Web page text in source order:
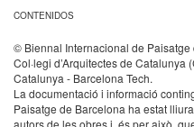
CONTENIDOS
© Biennal Internacional de
Col·legi d’Arquitectes de
Catalunya - Barcelona Tech.
La documentació i informació
Paisatge de Barcelona ha estat
autors de les obres i, és per això,